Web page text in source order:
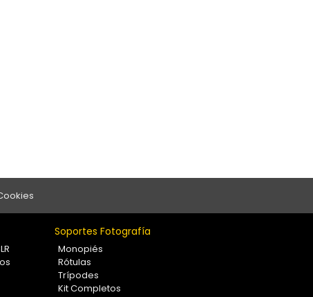
Soportes Fotografía
Monopiés
Rótulas
Trípodes
Kit Completos